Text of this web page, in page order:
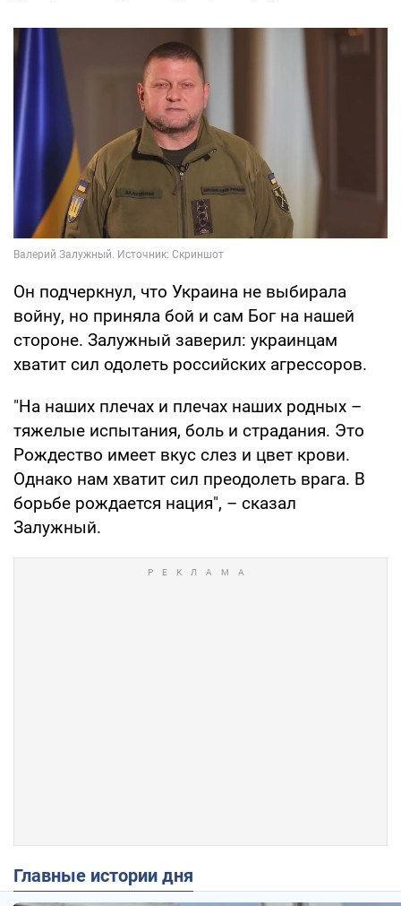
Он подчеркнул, что Украина не выбирала
войну, но приняла бой и сам Бог на нашей
стороне. Залужный заверил: украинцам
хватит сил одолеть российских агрессоров.
"На наших плечах и плечах наших родных –
тяжелые испытания, боль и страдания. Это
Рождество имеет вкус слез и цвет крови.
Однако нам хватит сил преодолеть врага. В
борьбе рождается нация", – сказал
Залужный.
Главные истории дня